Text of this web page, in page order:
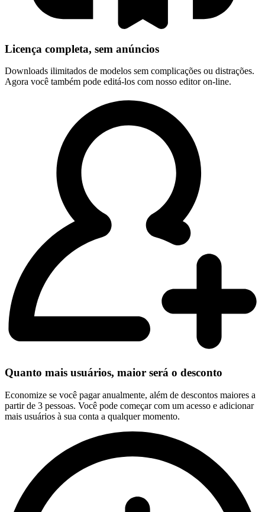
Licença completa, sem anúncios
Downloads ilimitados de modelos sem complicações ou distrações.
Agora você também pode editá-los com nosso editor on-line.
Quanto mais usuários, maior será o desconto
Economize se você pagar anualmente, além de descontos maiores a
partir de 3 pessoas. Você pode começar com um acesso e adicionar
mais usuários à sua conta a qualquer momento.